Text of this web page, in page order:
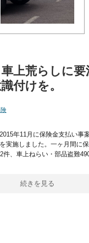
上荒らしに要
付けを。
年11月に保険金支払い事
実施しました。一ヶ月間に
件、車上ねらい・部品盗難
続きを見る